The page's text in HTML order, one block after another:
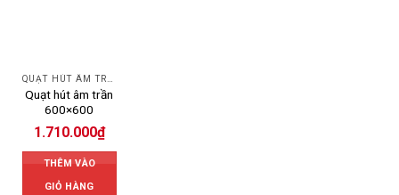
Quạt hút âm trần
600×600
1.710.000₫
THÊM VÀO
GIỎ HÀNG